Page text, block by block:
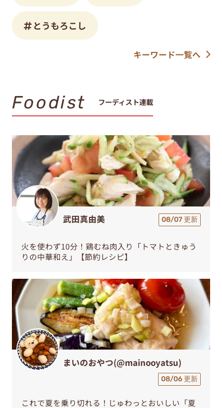
とうもろこし
キーワード一覧へ
Foodist フーディスト連載
武田真由美 08/07 更新
火を使わず10分！鶏むね肉入り「トマトときゅう
りの中華和え」【節約レシピ】
まいのおやつ(@mainooyatsu)
08/06 更新
これで夏を乗り切れる！じゅわっとおいしい「夏